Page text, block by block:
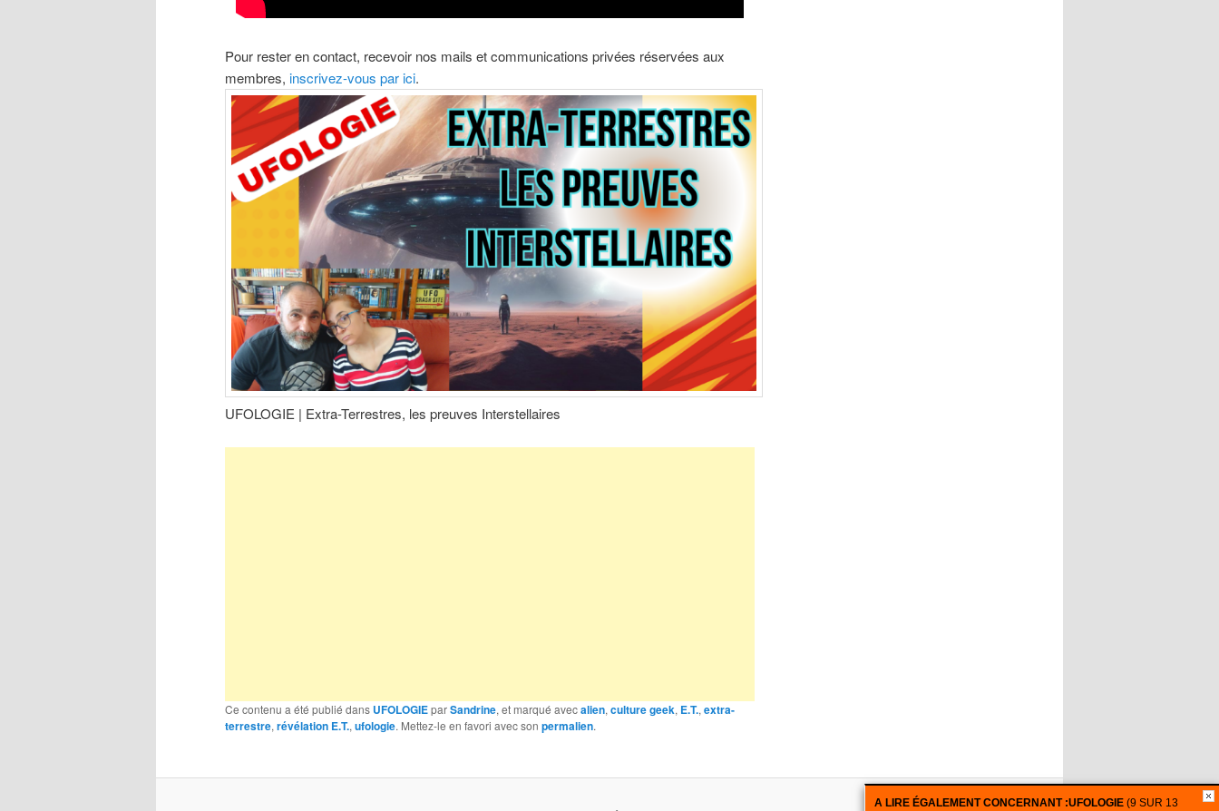
Pour rester en contact, recevoir nos mails et communications privées réservées aux
membres, inscrivez-vous par ici.
UFOLOGIE | Extra-Terrestres, les preuves Interstellaires
Ce contenu a été publié dans UFOLOGIEparSandrine, et marqué avecalien, culture geek, E.T., extra-
terrestre, révélation E.T., ufologie. Mettez-le en favori avec son permalien.
A LIRE ÉGALEMENT CONCERNANT :UFOLOGIE (9 SUR 13